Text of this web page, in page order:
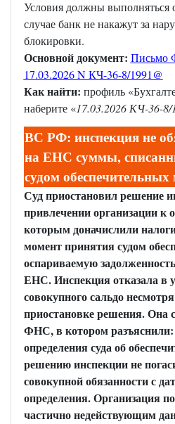
Условия должны выполняться
случае банк не накажут за
блокировки.
Основной документ: Письмо
17.03.2026 N КЧ-36-8/1991@
Как найти: профиль
наберите «17.03.2026 КЧ-36-8/
ВС РФ: инспекция не
на ЕНС суммы,
судом обеспечительных
Суд приостановил решение
привлечении организации к
которым доначислили
момент принятия судом
оспариваемую
ЕНС. Инспекция отказала в
совокупного сальдо
приостановке решения. Она
ФНС, в котором разъяснили:
определения суда об
решению инспекции не
совокупной обязанности с
определения. Организация
частично недействующим